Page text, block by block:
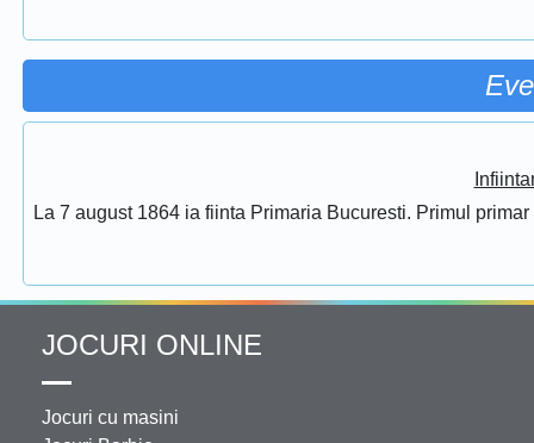
La 7 august 1864 ia fiinta Primaria Bucuresti. Primul
JOCURI ONLINE
Jocuri cu masini